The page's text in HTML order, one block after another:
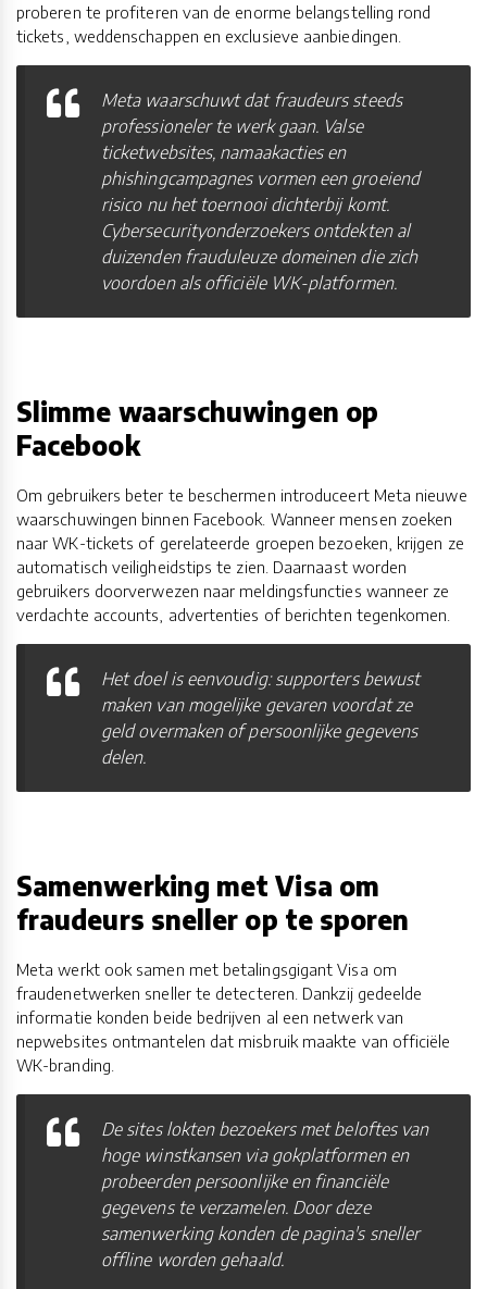
proberen te profiteren van de enorme belangstelling rond
tickets, weddenschappen en exclusieve aanbiedingen.
Meta waarschuwt dat fraudeurs steeds
professioneler te werk gaan. Valse
ticketwebsites, namaakacties en
phishingcampagnes vormen een groeiend
risico nu het toernooi dichterbij komt.
Cybersecurityonderzoekers ontdekten al
duizenden frauduleuze domeinen die zich
voordoen als officiële WK-platformen.
Slimme waarschuwingen op
Facebook
Om gebruikers beter te beschermen introduceert Meta nieuwe
waarschuwingen binnen Facebook. Wanneer mensen zoeken
naar WK-tickets of gerelateerde groepen bezoeken, krijgen ze
automatisch veiligheidstips te zien. Daarnaast worden
gebruikers doorverwezen naar meldingsfuncties wanneer ze
verdachte accounts, advertenties of berichten tegenkomen.
Het doel is eenvoudig: supporters bewust
maken van mogelijke gevaren voordat ze
geld overmaken of persoonlijke gegevens
delen.
Samenwerking met Visa om
fraudeurs sneller op te sporen
Meta werkt ook samen met betalingsgigant Visa om
fraudenetwerken sneller te detecteren. Dankzij gedeelde
informatie konden beide bedrijven al een netwerk van
nepwebsites ontmantelen dat misbruik maakte van officiële
WK-branding.
De sites lokten bezoekers met beloftes van
hoge winstkansen via gokplatformen en
probeerden persoonlijke en financiële
gegevens te verzamelen. Door deze
samenwerking konden de pagina's sneller
offline worden gehaald.